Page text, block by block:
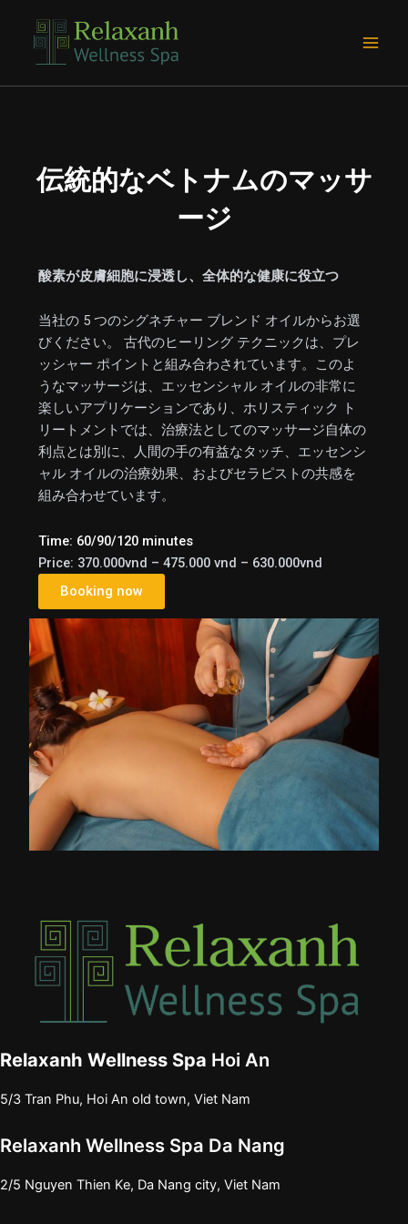
伝統的なベトナムのマッサ
ージ
酸素が皮膚細胞に浸透し、全体的な健康に役立つ
当社の 5 つのシグネチャー ブレンド オイルからお選
びください。 古代のヒーリング テクニックは、プレ
ッシャー ポイントと組み合わされています。このよ
うなマッサージは、エッセンシャル オイルの非常に
楽しいアプリケーションであり、ホリスティック ト
リートメントでは、治療法としてのマッサージ自体の
利点とは別に、人間の手の有益なタッチ、エッセンシ
ャル オイルの治療効果、およびセラピストの共感を
組み合わせています。
Time: 60/90/120 minutes
Price: 370.000vnd – 475.000 vnd – 630.000vnd
Booking now
Relaxanh Wellness Spa Hoi An
5/3 Tran Phu, Hoi An old town, Viet Nam
Relaxanh Wellness Spa Da Nang
2/5 Nguyen Thien Ke, Da Nang city, Viet Nam